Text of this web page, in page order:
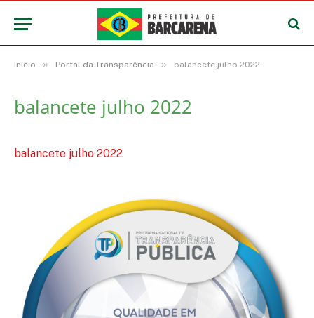
Início » Portal da Transparência » balancete julho 2022
balancete julho 2022
balancete julho 2022